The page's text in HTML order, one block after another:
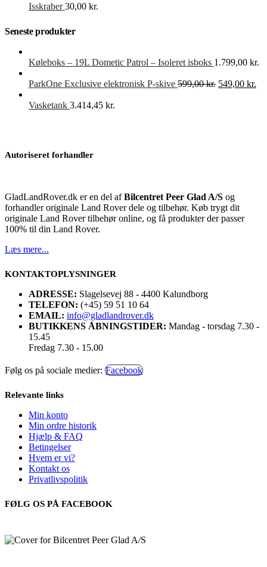
Isskraber 30,00 kr.
Seneste produkter
Køleboks – 19L Dometic Patrol – Isoleret isboks 1.799,00 kr.
ParkOne Exclusive elektronisk P-skive 599,00kr. Den
549,00 kr.
Vasketank 3.414,45 kr.
Autoriseret forhandler
GladLandRover.dk er en del afBilcentret Peer Glad A/S og
forhandler originale Land Rover dele og tilbehør. Køb trygt dit
originale Land Rover tilbehør online, og få produkter der passer
100% til din Land Rover.
Læs mere...
KONTAKTOPLYSNINGER
ADRESSE: Slagelsevej 88 - 4400 Kalundborg
TELEFON: (+45) 59 51 10 64
EMAIL: info@gladlandrover.dk
BUTIKKENS ÅBNINGSTIDER: Mandag - torsdag 7.30 -
15.45
Fredag 7.30 - 15.00
Følg os på sociale medier: Facebook
Relevante links
Min konto
Min ordre historik
Hjælp & FAQ
Betingelser
Hvem er vi?
Kontakt os
Privatlivspolitik
FØLG OS PÅ FACEBOOK